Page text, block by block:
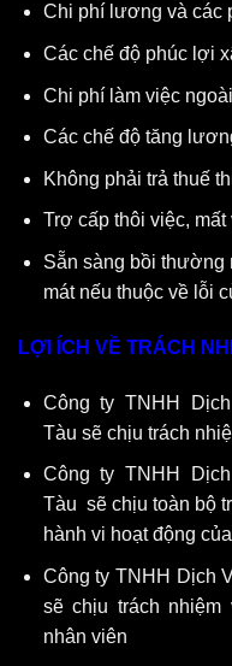
Chi phí lương và các
Các chế độ phúc lợi
Chi phí làm việc
Các chế độ tăng
Không phải trả thuế
Trợ cấp thôi việc,
Sẵn sàng bồi thường
mát nếu thuộc về lỗi
LỢI ÍCH VỀ TRÁCH
Công ty TNHH
Tàu sẽ chịu trách
Công ty TNHH
Tàu sẽ chịu toàn bộ
hành vi hoạt động
Công ty TNHH Dịch
sẽ chịu trách
nhân viên